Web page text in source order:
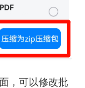
，可以修改批